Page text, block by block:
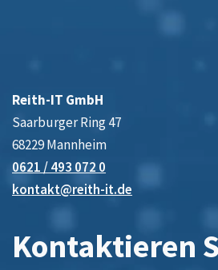
Reith-IT GmbH
Saarburger Ring 47
68229 Mannheim
0621 / 493 072 0
kontakt@reith-it.de
Kontaktieren